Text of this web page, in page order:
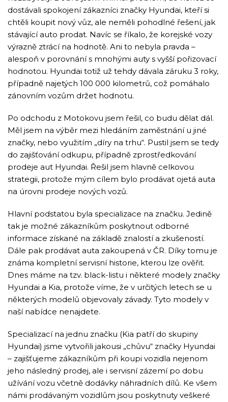
dostávali spokojení zákazníci značky Hyundai, kteří si
chtěli koupit nový vůz, ale neměli pohodlné řešení, jak
stávající auto prodat. Navíc se říkalo, že korejské vozy
výrazně ztrácí na hodnotě. Ani to nebyla pravda –
alespoň v porovnání s mnohými auty s vyšší pořizovací
hodnotou. Hyundai totiž už tehdy dávala záruku 3 roky,
případně najetých 100 000 kilometrů, což pomáhalo
zánovním vozům držet hodnotu.
Po odchodu z Motokovu jsem řešil, co budu dělat dál.
Měl jsem na výběr mezi hledáním zaměstnání u jiné
značky, nebo využitím „díry na trhu“. Pustil jsem se tedy
do zajišťování odkupu, případně zprostředkování
prodeje aut Hyundai. Řešil jsem hlavně celkovou
strategii, protože mým cílem bylo prodávat ojetá auta
na úrovni prodeje nových vozů.
Hlavní podstatou byla specializace na značku. Jedině
tak je možné zákazníkům poskytnout odborné
informace získané na základě znalostí a zkušeností.
Dále pak prodávat auta zakoupená v ČR. Díky tomu je
známa kompletní servisní historie, kterou lze ověřit.
Dnes máme na tzv. black-listu i některé modely značky
Hyundai a Kia, protože víme, že v určitých letech se u
některých modelů objevovaly závady. Tyto modely v
naší nabídce nenajdete.
Specializací na jednu značku (Kia patří do skupiny
Hyundai) jsme vytvořili jakousi „chůvu“ značky Hyundai
– zajišťujeme zákazníkům při koupi vozidla nejenom
jeho následný prodej, ale i servisní zázemí po dobu
užívání vozu včetně dodávky náhradních dílů. Ke všem
námi prodávaným vozidlům jsou poskytnuty veškeré